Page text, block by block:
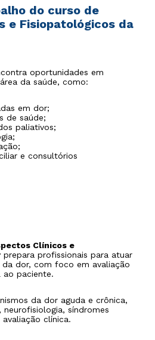
do curso de
e Fisiopatológicos da
oportunidades em
da saúde, como:
em dor;
de saúde;
paliativos;
e consultórios
Clínicos e
prepara profissionais para atuar
dor, com foco em avaliação
ao paciente.
da dor aguda e crônica,
síndromes
clínica.